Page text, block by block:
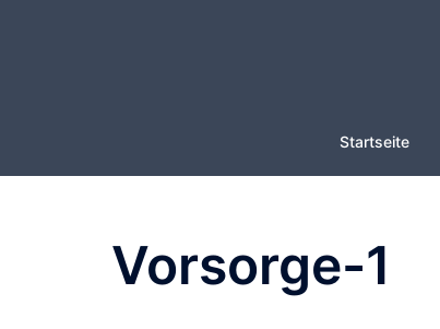
Startseite
Vorsorge-1